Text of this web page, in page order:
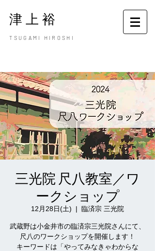
津上裕
TSUGAMI HIROSHI
三光院 尺八教室／ワ
ークショップ
12月28日(土)
  |
臨済宗 三光院
武蔵野は小金井市の臨済宗三光院さんにて、
尺八のワークショップを開催します！
キーワードは「やってみなきゃわからな